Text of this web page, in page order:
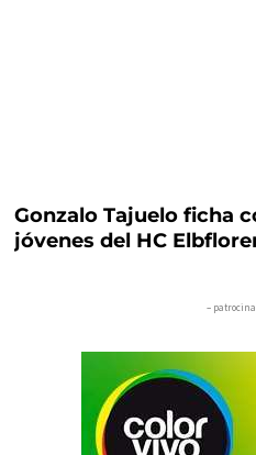
Gonzalo Tajuelo ficha
jóvenes del HC
–